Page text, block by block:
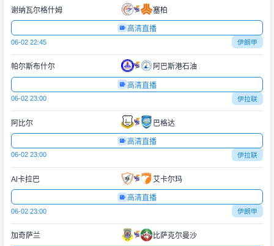
谢纳瓦尔格什姆 塞柏
高清直播
06-02 22:45 伊朗甲
帕尔斯布什尔 阿巴斯港石油
高清直播
06-02 23:00 伊拉联
阿比尔 巴格达
高清直播
06-02 23:00 伊拉联
Al卡拉巴 艾卡尔玛
高清直播
06-02 23:00 伊朗甲
加奇萨兰 比萨克尔曼沙